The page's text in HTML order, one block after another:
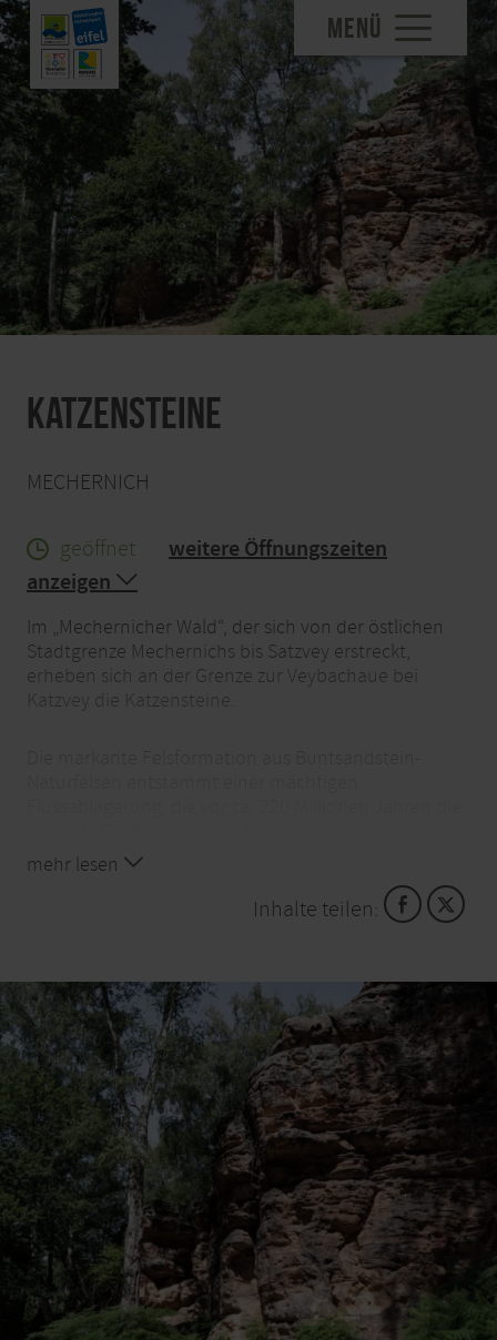
MENÜ
Katzensteine
MECHERNICH
geöffnet
weitere Öffnungszeiten
anzeigen
Im „Mechernicher Wald“, der sich von der östlichen
Stadtgrenze Mechernichs bis Satzvey erstreckt,
erheben sich an der Grenze zur Veybachaue bei
Katzvey die Katzensteine.
Jahrmillionen haben Hebungs- und
Senkungsvorgänge der Erdkruste sowie Regen, Wind
und Frost zum derzeitigen Aussehen beigetragen.
Die dabei entstandenen überhängenden Felspartien
Witterungseinflüssen.
mehr lesen
Inhalte teilen: